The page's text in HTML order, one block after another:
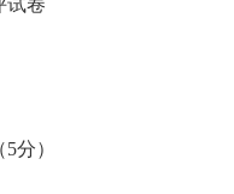
试卷
分）